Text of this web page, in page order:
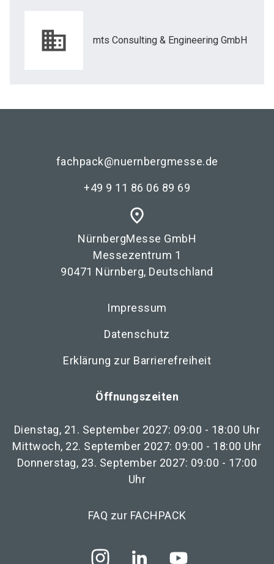
mts Consulting & Engineering GmbH
fachpack@nuernbergmesse.de
+49 9 11 86 06 89 69
place
NürnbergMesse GmbH
Messezentrum 1
90471 Nürnberg, Deutschland
Impressum
Datenschutz
Erklärung zur Barrierefreiheit
Öffnungszeiten
Dienstag, 21. September 2027: 09:00 - 18:00 Uhr
Mittwoch, 22. September 2027: 09:00 - 18:00 Uhr
Donnerstag, 23. September 2027: 09:00 - 17:00
Uhr
FAQ zur FACHPACK